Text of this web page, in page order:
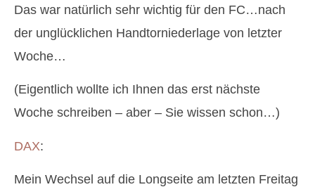
Das war natürlich sehr wichtig für den FC…nach
der unglücklichen Handtorniederlage von letzter
Woche…
(Eigentlich wollte ich Ihnen das erst nächste
Woche schreiben – aber – Sie wissen schon…)
DAX:
Mein Wechsel auf die Longseite am letzten Freitag